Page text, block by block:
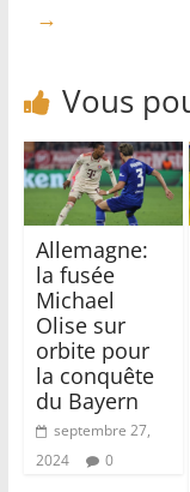
→
Vous
Allemagne:
la fusée
Michael
Olise sur
orbite pour
la conquête
du Bayern
septembre 27,
2024
0